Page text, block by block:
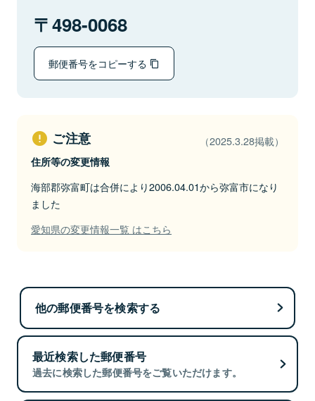
498-0068
郵便番号をコピーする
ご注意 （2025.3.28掲載）
住所等の変更情報
海部郡弥富町は合併により2006.04.01から弥富市になり
ました
愛知県の変更情報一覧 はこちら
他の郵便番号を検索する
最近検索した郵便番号
過去に検索した郵便番号をご覧いただけます。